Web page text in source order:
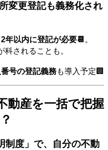
変更登記も義務化され
2年以内に登記が必要📆 。
科されることも。
号の登記義務も導入予定🏢
動産を一括で把握
制度」で、自分の不動